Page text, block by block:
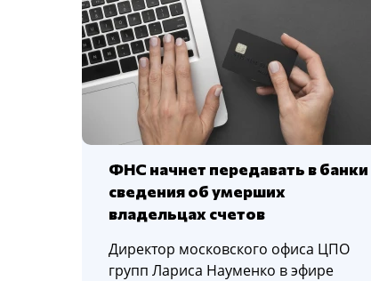
ФНС начнет передавать в банки
сведения об умерших
владельцах счетов
Директор московского офиса ЦПО
групп Лариса Науменко в эфире